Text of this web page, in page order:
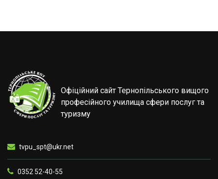
Офіційний сайт Тернопільського вищого
професійного училища сфери послуг та
туризму
tvpu_spt@ukr.net
0352 52-40-55